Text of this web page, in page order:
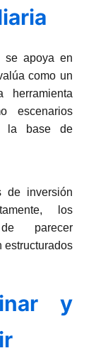
se apoya en
como un
herramienta
escenarios
la base de
de inversión
los
parecer
estructurados
y